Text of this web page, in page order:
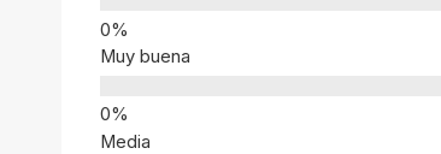
Muy buena
Media